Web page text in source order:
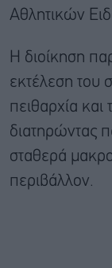
Αθλητικών
Η διοίκηση
εκτέλεση του
πειθαρχία και
διατηρώντας
σταθερά
περιβάλλον.